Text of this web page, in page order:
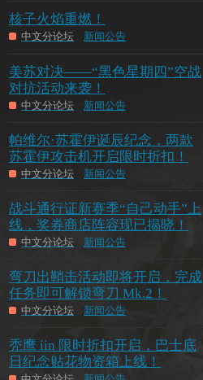
核子火焰重燃！
中文分论坛 新闻公告
美苏对决——“黑色星期四”空战
对抗活动来袭！
中文分论坛 新闻公告
帕维尔·苏霍伊诞辰纪念，两款
苏霍伊攻击机开启限时折扣！
中文分论坛 新闻公告
战斗通行证新赛季“自己动手”上
线，奖券商店阵容现已揭晓！
中文分论坛 新闻公告
弯刀出鞘击活动即将开启，完成
任务即可解锁弯刀 Mk.2！
中文分论坛 新闻公告
秃鹰 iin 限时折扣开启，巴士底
日纪念贴花物资箱上线！